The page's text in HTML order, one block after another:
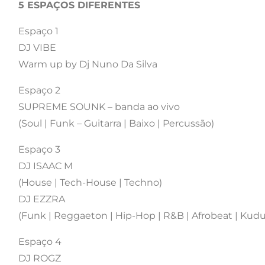
5 ESPAÇOS DIFERENTES
Espaço 1
DJ VIBE
Warm up by Dj Nuno Da Silva
Espaço 2
SUPREME SOUNK – banda ao vivo
(Soul | Funk – Guitarra | Baixo | Percussão)
Espaço 3
DJ ISAAC M
(House | Tech-House | Techno)
DJ EZZRA
(Funk | Reggaeton | Hip-Hop | R&B | Afrobeat |
Espaço 4
DJ ROGZ